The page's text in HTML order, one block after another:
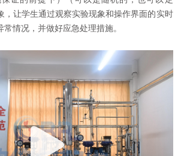
，让学生通过观察实验现象和操作界面的实时
情况，并做好应急处理措施。